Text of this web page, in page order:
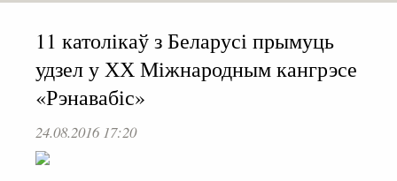
11 католікаў з Беларусі прымуць
удзел у ХХ Міжнародным кангрэсе
«Рэнавабіс»
24.08.2016 17:20